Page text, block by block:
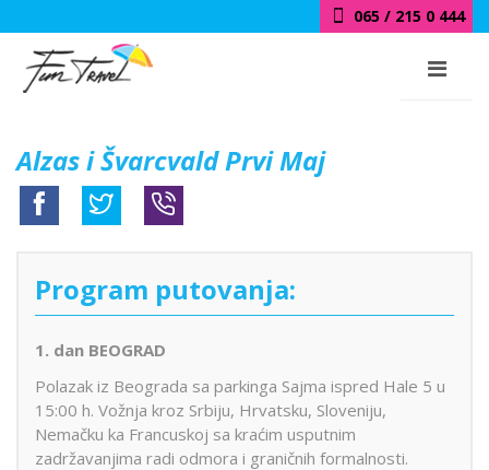
065 / 215 0 444
Alzas i Švarcvald Prvi Maj
Program putovanja:
1. dan BEOGRAD
Polazak iz Beograda sa parkinga Sajma ispred Hale 5 u
15:00 h. Vožnja kroz Srbiju, Hrvatsku, Sloveniju,
Nemačku ka Francuskoj sa kraćim usputnim
zadržavanjima radi odmora i graničnih formalnosti.